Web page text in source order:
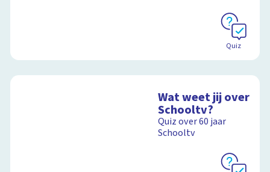
Quiz
Wat weet jij over
Schooltv?
Quiz over 60 jaar
Schooltv